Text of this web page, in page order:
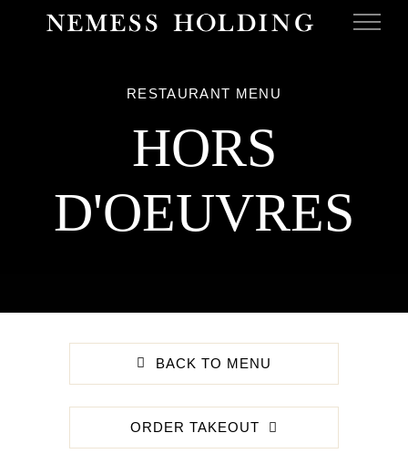
RESTAURANT MENU
HORS
D'OEUVRES
BACK TO MENU
ORDER TAKEOUT